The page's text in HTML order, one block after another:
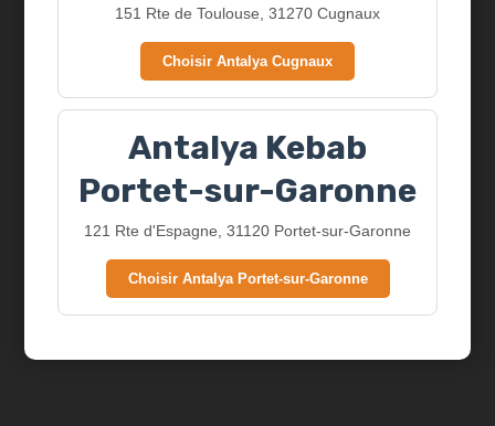
Jalapeños
151 Rte de Toulouse, 31270 Cugnaux
Choisir Antalya Cugnaux
Antalya Kebab
Portet-sur-Garonne
121 Rte d'Espagne, 31120 Portet-sur-Garonne
Choisir Antalya Portet-sur-Garonne